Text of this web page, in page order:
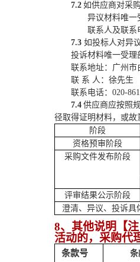
7.2 如供应商对采
异议材料唯一
联系人及联系
7.3 如投标人对异
投诉材料唯一受理
联系地址：广州市
联 系 人：徐先生
联系电话： 020-
7.4 供应商应按照
径取得证明材料，或
阶段
资格预审阶段
采购文件发布阶段
评审结果公示阶段
澄清、 异议、投诉具
8、其他说明 【
活动的， 采购代
条款号 条